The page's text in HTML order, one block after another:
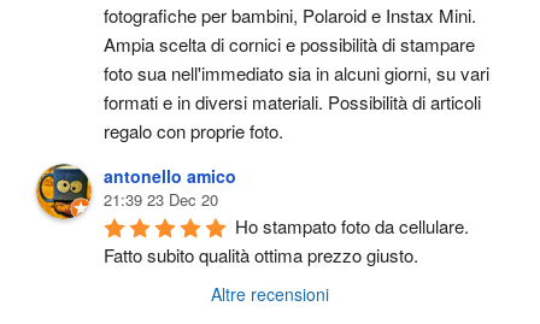
fotografiche per bambini, Polaroid e Instax Mini.
Ampia scelta di cornici e possibilità di stampare
foto sua nell'immediato sia in alcuni giorni, su vari
formati e in diversi materiali. Possibilità di articoli
regalo con proprie foto.
antonello amico
21:39 23 Dec 20
Ho stampato foto da cellulare.
Fatto subito qualità ottima prezzo giusto.
Altre recensioni